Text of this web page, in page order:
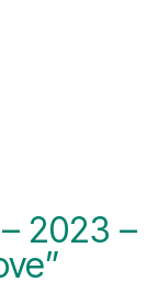
2023 –